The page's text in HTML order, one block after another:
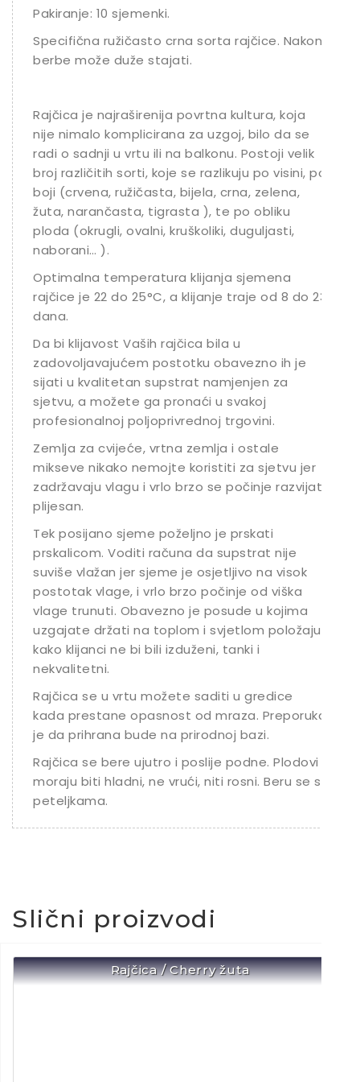
Ostalo sjeme
Pakiranje: 10 sjemenki.
Specifična ružičasto crna sorta rajčice. Nakon
berbe može duže stajati.
Rajčica je najraširenija povrtna kultura, koja
nije nimalo komplicirana za uzgoj, bilo da se
radi o sadnji u vrtu ili na balkonu. Postoji velik
broj različitih sorti, koje se razlikuju po visini, po
boji (crvena, ružičasta, bijela, crna, zelena,
žuta, narančasta, tigrasta ), te po obliku
ploda (okrugli, ovalni, kruškoliki, duguljasti,
naborani… ).
Optimalna temperatura klijanja sjemena
rajčice je 22 do 25°C, a klijanje traje od 8 do 23
dana.
Da bi klijavost Vaših rajčica bila u
zadovoljavajućem postotku obavezno ih je
sijati u kvalitetan supstrat namjenjen za
sjetvu, a možete ga pronaći u svakoj
profesionalnoj poljoprivrednoj trgovini.
Zemlja za cvijeće, vrtna zemlja i ostale
mikseve nikako nemojte koristiti za sjetvu jer
zadržavaju vlagu i vrlo brzo se počinje razvijati
plijesan.
Tek posijano sjeme poželjno je prskati
prskalicom. Voditi računa da supstrat nije
suviše vlažan jer sjeme je osjetljivo na visok
postotak vlage, i vrlo brzo počinje od viška
vlage trunuti. Obavezno je posude u kojima
uzgajate držati na toplom i svjetlom položaju
kako klijanci ne bi bili izduženi, tanki i
nekvalitetni.
Rajčica se u vrtu možete saditi u gredice
kada prestane opasnost od mraza. Preporuka
je da prihrana bude na prirodnoj bazi.
Rajčica se bere ujutro i poslije podne. Plodovi
moraju biti hladni, ne vrući, niti rosni. Beru se s
peteljkama.
Slični proizvodi
Rajčica / Cherry žuta